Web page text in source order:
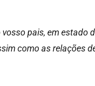
pais, em estado
como as relações